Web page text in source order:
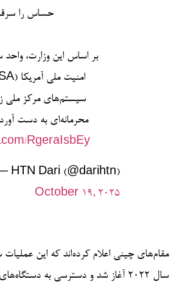
حساس را
بر اساس این وزارت، واحد
سیستم‌های مرکز ملی
محرمانه‌ای به دست
RgeraIsbEy
HTN Dari (@darihtn)
October 19, 2025
مقام‌های چینی اعلام کرده‌اند که این